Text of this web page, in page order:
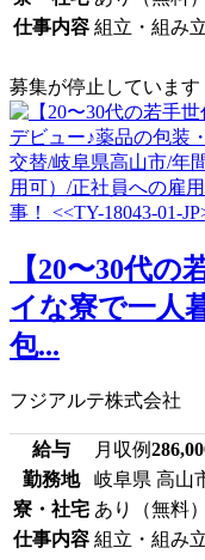
仕事内容 組立・組み
募集が停止しています
【20〜30代の
イな寮で一人
包...
フジアルテ株式会社
給与 月収例
勤務地
岐阜県 高山
寮・社宅 あり（無料）
仕事内容 組立・組み